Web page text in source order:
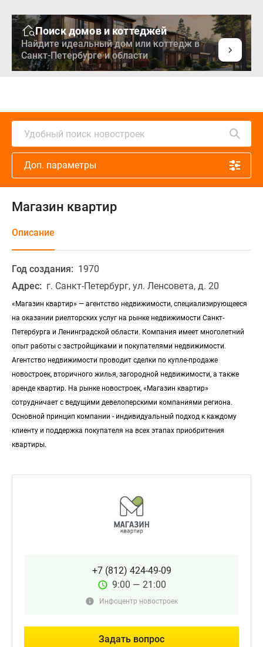
Поиск домов и коттеджей
Найдите идеальный дом или коттедж в
Санкт-Петербурге и области
Удобный поиск новостроек
Доп. параметры
Магазин квартир
Описание
Год создания: 1970
Адрес: г. Санкт-Петербург, ул. Ленсовета, д. 20
«Магазин квартир» — агентство недвижимости, специализирующееся
на оказании риелторских услуг на рынке недвижимости Санкт-
Петербурга и Ленинградской области. Компания имеет многолетний
опыт работы с застройщиками и покупателями недвижимости.
Агентство недвижимости проводит сделки по купле-продаже
новостроек, вторичного жилья, загородной недвижимости, а также
аренде квартир. На рынке новостроек, «Магазин квартир»
сотрудничает с ведущими девелоперскими компаниями региона.
Основной принцип компании - индивидуальный подход к каждому
клиенту и поддержка покупателя на всех этапах приобритения
квартиры.
+7 (812) 424-49-09
9:00 — 21:00
Инфоцентр новостроек
Задать вопрос